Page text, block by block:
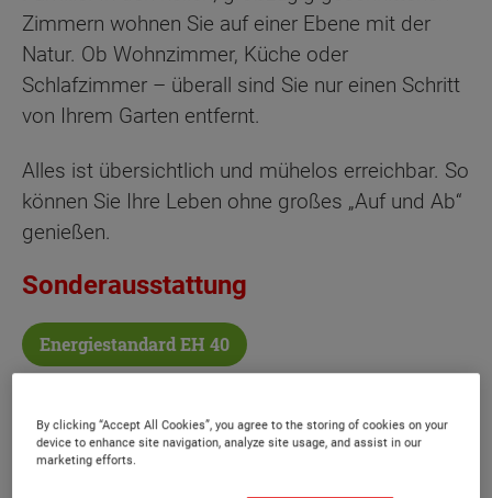
Zimmern wohnen Sie auf einer Ebene mit der
Natur. Ob Wohnzimmer, Küche oder
Schlafzimmer – überall sind Sie nur einen Schritt
von Ihrem Garten entfernt.
Alles ist übersichtlich und mühelos erreichbar. So
können Sie Ihre Leben ohne großes „Auf und Ab“
genießen.
Sonderausstattung
Energiestandard EH 40
Bungalow 78 -
By clicking “Accept All Cookies”, you agree to the storing of cookies on your
device to enhance site navigation, analyze site usage, and assist in our
marketing efforts.